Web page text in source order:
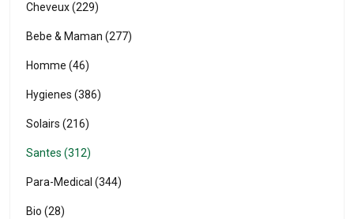
Cheveux (229)
Bebe & Maman (277)
Homme (46)
Hygienes (386)
Solairs (216)
Santes (312)
Para-Medical (344)
Bio (28)